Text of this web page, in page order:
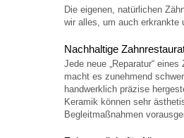
Die eigenen, natürlichen
wir alles, um auch erkrankte
Nachhaltige
Jede neue „Reparatur“
macht es zunehmend
handwerklich präzise
Keramik können sehr
Begleitmaßnahmen